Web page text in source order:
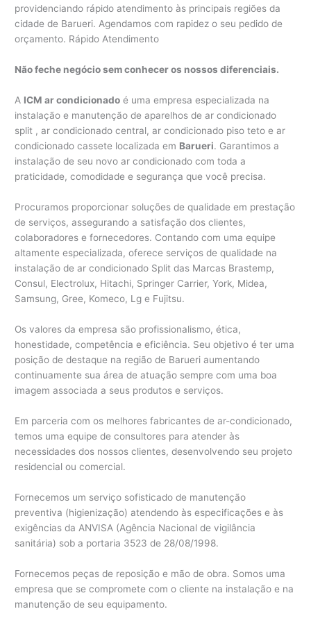
providenciando rápido atendimento às principais regiões da
cidade de Barueri. Agendamos com rapidez o seu pedido de
orçamento. Rápido Atendimento
Não feche negócio sem conhecer os nossos diferenciais.
A ICM ar condicionado é uma empresa especializada na
instalação e manutenção de aparelhos de ar condicionado
split , ar condicionado central, ar condicionado piso teto e ar
condicionado cassete localizada em Barueri. Garantimos a
instalação de seu novo ar condicionado com toda a
praticidade, comodidade e segurança que você precisa.
Procuramos proporcionar soluções de qualidade em prestação
de serviços, assegurando a satisfação dos clientes,
colaboradores e fornecedores. Contando com uma equipe
altamente especializada, oferece serviços de qualidade na
instalação de ar condicionado Split das Marcas Brastemp,
Consul, Electrolux, Hitachi, Springer Carrier, York, Midea,
Samsung, Gree, Komeco, Lg e Fujitsu.
Os valores da empresa são profissionalismo, ética,
honestidade, competência e eficiência. Seu objetivo é ter uma
posição de destaque na região de Barueri aumentando
continuamente sua área de atuação sempre com uma boa
imagem associada a seus produtos e serviços.
Em parceria com os melhores fabricantes de ar-condicionado,
temos uma equipe de consultores para atender às
necessidades dos nossos clientes, desenvolvendo seu projeto
residencial ou comercial.
Fornecemos um serviço sofisticado de manutenção
preventiva (higienização) atendendo às especificações e às
exigências da ANVISA (Agência Nacional de vigilância
sanitária) sob a portaria 3523 de 28/08/1998.
Fornecemos peças de reposição e mão de obra. Somos uma
empresa que se compromete com o cliente na instalação e na
manutenção de seu equipamento.